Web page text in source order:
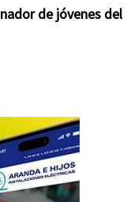
de jóvenes del